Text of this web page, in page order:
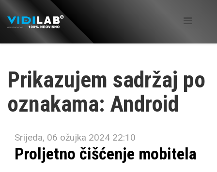
Prikazujem sadržaj po
oznakama: Android
Srijeda, 06 ožujka 2024 22:10
Proljetno čišćenje mobitela